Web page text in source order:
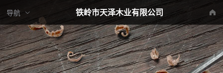
导航 铁岭市天泽木业有限公司